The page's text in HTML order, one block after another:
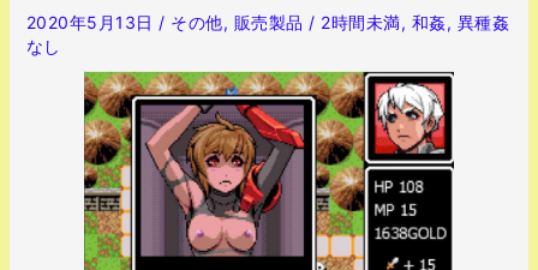
2020年5月13日 / その他, 販売製品 / 2時間未満, 和姦, 異種姦
なし
ー
シ